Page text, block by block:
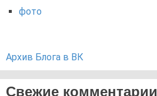
фото
Архив Блога в ВК
Свежие комментарии